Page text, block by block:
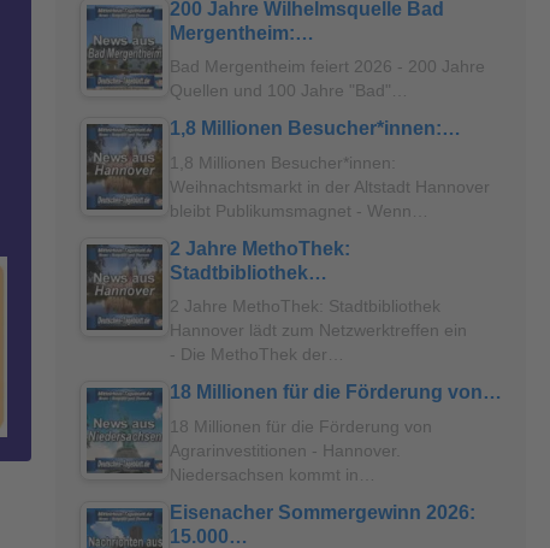
200 Jahre Wilhelmsquelle Bad
Mergentheim:…
Bad Mergentheim feiert 2026 - 200 Jahre
Quellen und 100 Jahre "Bad"…
1,8 Millionen Besucher*innen:…
1,8 Millionen Besucher*innen:
Weihnachtsmarkt in der Altstadt Hannover
bleibt Publikumsmagnet - Wenn…
2 Jahre MethoThek:
Stadtbibliothek…
2 Jahre MethoThek: Stadtbibliothek
Hannover lädt zum Netzwerktreffen ein
- Die MethoThek der…
18 Millionen für die Förderung von…
18 Millionen für die Förderung von
Agrarinvestitionen - Hannover.
Niedersachsen kommt in…
Eisenacher Sommergewinn 2026:
15.000…